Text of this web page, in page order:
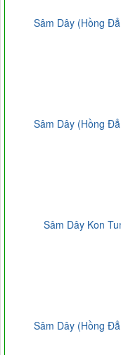
Sâm Dây (Hồng
Sâm Dây (Hồng
Sâm Dây Kon
Sâm Dây (Hồng